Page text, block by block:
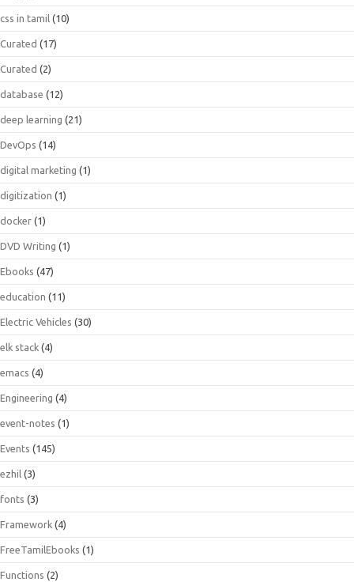
css in tamil (10)
Curated (17)
Curated (2)
database (12)
deep learning (21)
DevOps (14)
digital marketing (1)
digitization (1)
docker (1)
DVD Writing (1)
Ebooks (47)
education (11)
Electric Vehicles (30)
elk stack (4)
emacs (4)
Engineering (4)
event-notes (1)
Events (145)
ezhil (3)
fonts (3)
Framework (4)
FreeTamilEbooks (1)
Functions (2)